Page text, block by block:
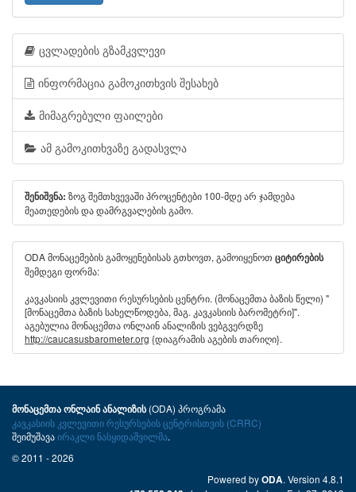
ცვლადების გზამკვლევი
ინფორმაცია გამოკითხვის შესახებ
მიმაგრებული ფაილები
ამ გამოკითხვაზე გადასვლა
შენიშვნა: ზოგ შემთხვევაში პროცენტები 100-მდე არ ჯამდება
მეათედების და დამრგვალების გამო.
ODA მონაცემების გამოყენებისას გთხოვთ, გამოიყენოთ ციტირების
შემდეგი ფორმა:
კავკასიის კვლევითი რესურსების ცენტრი. (მონაცემთა ბაზის წელი) "
[მონაცემთა ბაზის სახელწოდება, მაგ. კავკასიის ბარომეტრი]".
აგებულია მონაცემთა ონლაინ ანალიზის ვებგვერდზე
http://caucasusbarometer.org {დიაგრამის აგების თარიღი}.
მონაცემთა ონლაინ ანალიზის(ODA) პროგრამა
კავკასიის კვლევითი რესურსების ცენტრისთვის (CRRC)
შეიმუშავაირაკლი ნასყიდაშვილმა.
© 2011 - 2026
Powered byODA. Version 4.8.1